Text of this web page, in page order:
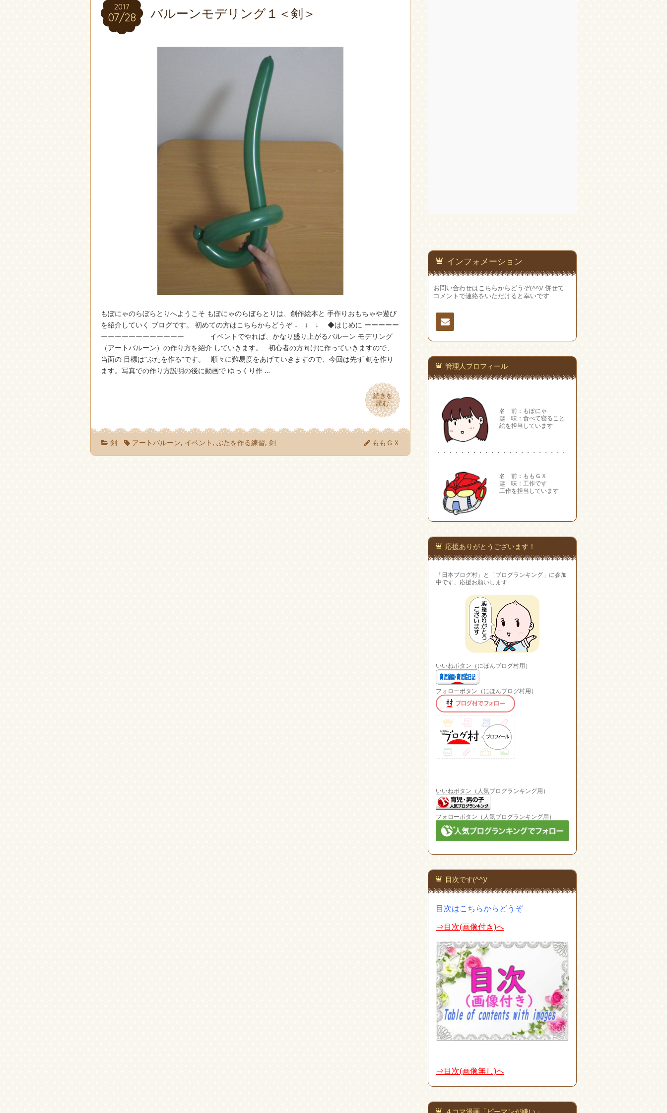
2017
07/28
2017
07/28 バルーンモデリング１＜剣＞
もぽにゃのらぼらとりへようこそ もぽにゃのらぼらとりは、創作絵本と 手作りおもちゃや遊び
を紹介していく ブログです。 初めての方はこちらからどうぞ ↓ ↓ ↓ ◆はじめに ーーーーー
ーーーーーーーーーーーー イベントでやれば、かなり盛り上がるバルーン モデリング
（アートバルーン）の作り方を紹介 していきます。 初心者の方向けに作っていきますので、
当面の 目標は”ぶたを作る”です。 順々に難易度をあげていきますので、今回は先ず 剣を作り
ます。写真での作り方説明の後に動画で ゆっくり作 …
続きを
読む
続きを
読む
剣 アートバルーン, イベント ,ぶたを作る練習,剣 ももＧＸ
インフォメーション
お問い合わせはこちらからどうぞ(^^)/ 併せて
コメントで連絡をいただけると幸いです
連絡
先
管理人プロフィール
名 前：もぽにゃ
趣 味：食べて寝ること
絵を担当しています
・・・・・・・・・・・・・・・・・・・・・・
名 前：ももＧＸ
趣 味：工作です
工作を担当しています
応援ありがとうございます！
「日本ブログ村」と「ブログランキング」に参加
中です、応援お願いします
いいねボタン（にほんブログ村用）
フォローボタン（にほんブログ村用）
いいねボタン（人気ブログランキング用）
フォローボタン（人気ブログランキング用）
目次です(^^)/
目次はこちらからどうぞ
⇒目次(画像付き)へ
⇒目次(画像無し)へ